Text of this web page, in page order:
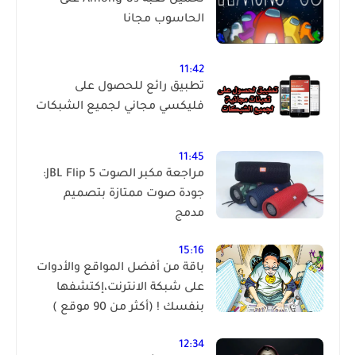
الحاسوب مجانا
11:42
تطبيق رائع للحصول على
فليكسي مجاني لجميع الشبكات
11:45
مراجعة مكبر الصوت JBL Flip 5:
جودة صوت ممتازة بتصميم
مدمج
15:16
باقة من أفضل المواقع والأدوات
على شبكة الانترنت،إكتشفها
بنفسك ! (أكثر من 90 موقع )
12:34